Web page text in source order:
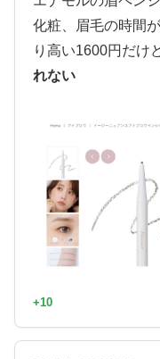
化粧、眉毛の時間
り高い1600円だけ
れない
+10